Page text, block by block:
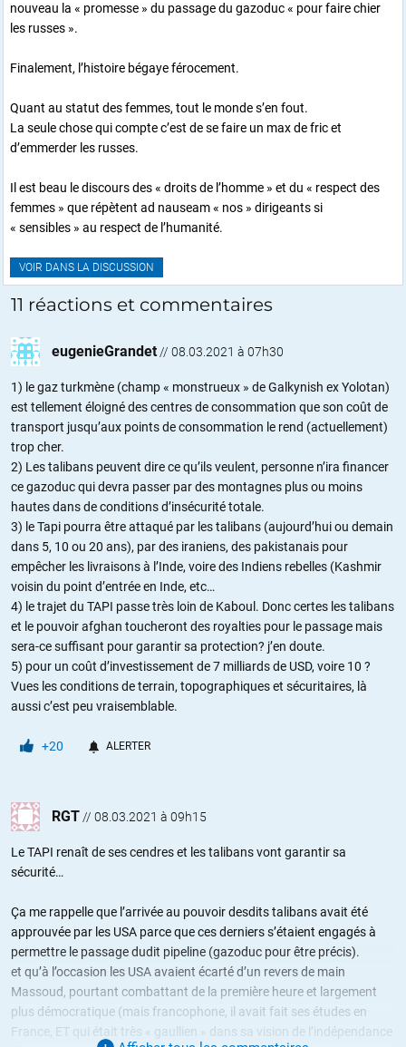
nouveau la « promesse » du passage du gazoduc « pour faire chier
les russes ».
Finalement, l’histoire bégaye férocement.
Quant au statut des femmes, tout le monde s’en fout.
La seule chose qui compte c’est de se faire un max de fric et
d’emmerder les russes.
Il est beau le discours des « droits de l’homme » et du « respect des
femmes » que répètent ad nauseam « nos » dirigeants si
« sensibles » au respect de l’humanité.
VOIR DANS LA DISCUSSION
11 réactions et commentaires
eugenieGrandet// 08.03.2021 à 07h30
1) le gaz turkmène (champ « monstrueux » de Galkynish ex Yolotan)
est tellement éloigné des centres de consommation que son coût de
transport jusqu’aux points de consommation le rend (actuellement)
trop cher.
2) Les talibans peuvent dire ce qu’ils veulent, personne n’ira financer
ce gazoduc qui devra passer par des montagnes plus ou moins
hautes dans de conditions d’insécurité totale.
3) le Tapi pourra être attaqué par les talibans (aujourd’hui ou demain
dans 5, 10 ou 20 ans), par des iraniens, des pakistanais pour
empêcher les livraisons à l’Inde, voire des Indiens rebelles (Kashmir
voisin du point d’entrée en Inde, etc…
4) le trajet du TAPI passe très loin de Kaboul. Donc certes les talibans
et le pouvoir afghan toucheront des royalties pour le passage mais
sera-ce suffisant pour garantir sa protection? j’en doute.
5) pour un coût d’investissement de 7 milliards de USD, voire 10 ?
Vues les conditions de terrain, topographiques et sécuritaires, là
aussi c’est peu vraisemblable.
+20 ALERTER
RGT// 08.03.2021 à 09h15
Le TAPI renaît de ses cendres et les talibans vont garantir sa
sécurité…
Ça me rappelle que l’arrivée au pouvoir desdits talibans avait été
approuvée par les USA parce que ces derniers s’étaient engagés à
permettre le passage dudit pipeline (gazoduc pour être précis).
et qu’à l’occasion les USA avaient écarté d’un revers de main
Massoud, pourtant combattant de la première heure et largement
plus démocratique (mais francophone, il avait fait ses études en
France, ET qui était très « gaullien » dans sa vision de l’indépendance